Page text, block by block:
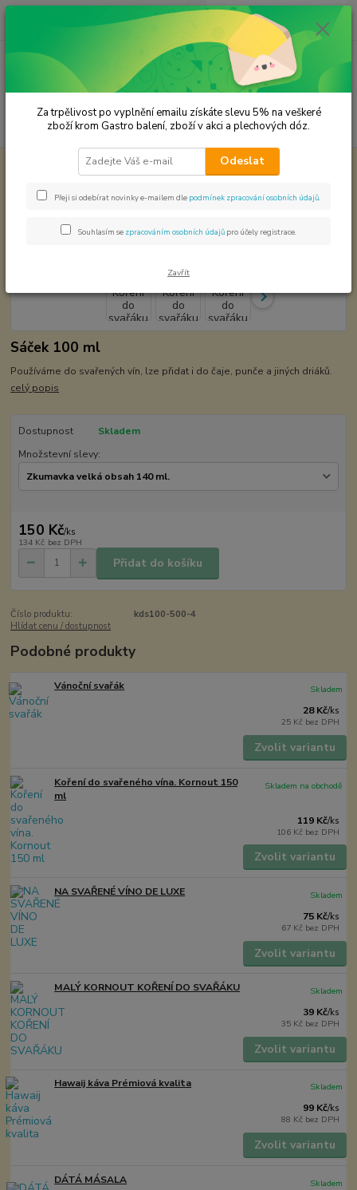
Menu
Hledat
ks
za 0,00 Kč
Koření od Samuela podle způsobu použití
Koření do svařáku a
Sáček 100 ml
Používáme do svařených vín, lze přidat i do čaje, punče a jiných driáků.
celý popis
Dostupnost
Skladem
Množstevní slevy:
150 Kč/ks
134 Kč bez DPH
Přidat do košíku
Číslo produktu:
kds100-500-4
Hlídat cenu / dostupnost
Podobné produkty
Vánoční svařák
28 Kč/ks
25 Kč bez DPH
Skladem
Zvolit variantu
Koření do svařeného vína. Kornout 150
ml
119 Kč/ks
106 Kč bez DPH
Skladem na obchodě
Zvolit variantu
NA SVAŘENÉ VÍNO DE LUXE
75 Kč/ks
67 Kč bez DPH
Skladem
Zvolit variantu
MALÝ KORNOUT KOŘENÍ DO SVAŘÁKU
39 Kč/ks
35 Kč bez DPH
Skladem
Zvolit variantu
Hawaij káva Prémiová kvalita
99 Kč/ks
88 Kč bez DPH
Skladem
Zvolit variantu
DÁTÁ MÁSALA
Skladem
Za trpělivost po vyplnění emailu získáte slevu 5% na veškeré
zboží krom Gastro balení, zboží v akci a plechových dóz.
Odeslat
Přeji si odebírat novinky e-mailem dle podmínek zpracování osobních údajů
Souhlasím se zpracováním osobních údajů pro účely registrace.
Zavřít